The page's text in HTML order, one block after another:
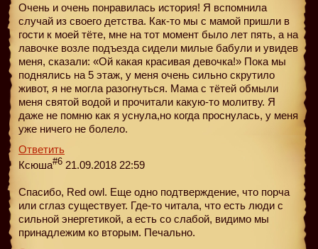
Очень и очень понравилась история! Я вспомнила
случай из своего детства. Как-то мы с мамой пришли в
гости к моей тёте, мне на тот момент было лет пять, а на
лавочке возле подъезда сидели милые бабули и увидев
меня, сказали: «Ой какая красивая девочка!» Пока мы
поднялись на 5 этаж, у меня очень сильно скрутило
живот, я не могла разогнуться. Мама с тётей обмыли
меня святой водой и прочитали какую-то молитву. Я
даже не помню как я уснула,но когда проснулась, у меня
уже ничего не болело.
Ответить
Ксюша#6 21.09.2018 22:59
Спасибо, Red owl. Еще одно подтверждение, что порча
или сглаз существует. Где-то читала, что есть люди с
сильной энергетикой, а есть со слабой, видимо мы
принадлежим ко вторым. Печально.